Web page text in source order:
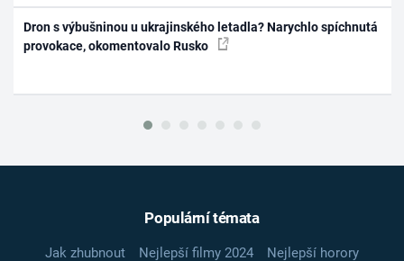
Dron s výbušninou u ukrajinského letadla? Narychlo spíchnutá
provokace, okomentovalo Rusko
Populární témata
Jak zhubnout Nejlepší filmy 2024
Nejlepší horory